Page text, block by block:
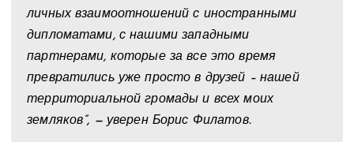
личных взаимоотношений с иностранными
дипломатами, с нашими западными
партнерами, которые за все это время
превратились уже просто в друзей – нашей
территориальной громады и всех моих
земляков”, — уверен Борис Филатов.